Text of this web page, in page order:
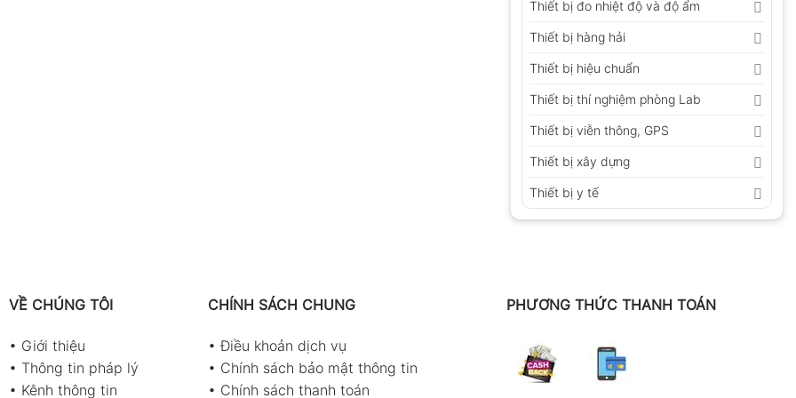
Thiết bị đo nhiệt độ và độ ẩm
Thiết bị hàng hải
Thiết bị hiệu chuẩn
Thiết bị thí nghiệm phòng Lab
Thiết bị viễn thông, GPS
Thiết bị xây dựng
Thiết bị y tế
VỀ CHÚNG TÔI
• Giới thiệu
• Thông tin pháp lý
• Kênh thông tin
CHÍNH SÁCH CHUNG
•Điều khoản dịch vụ
• Chính sách bảo mật thông tin
• Chính sách thanh toán
PHƯƠNG THỨC THANH TOÁN